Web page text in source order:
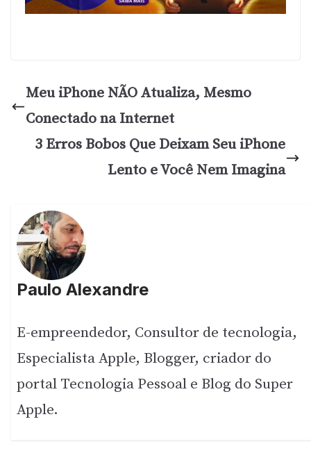
Meu iPhone NÃO Atualiza, Mesmo
Conectado na Internet
3 Erros Bobos Que Deixam Seu iPhone
Lento e Você Nem Imagina
Paulo Alexandre
E-empreendedor, Consultor de tecnologia,
Especialista Apple, Blogger, criador do
portal Tecnologia Pessoal e Blog do Super
Apple.